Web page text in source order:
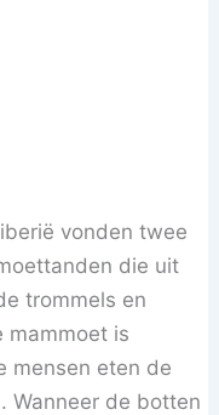
vonden twee
die uit
trommels en
mammoet is
mensen eten de
Wanneer de botten